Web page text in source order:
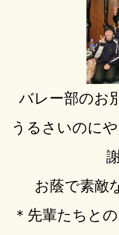
バレー部のお
うるさいのに
お蔭で素敵
＊先輩たちと